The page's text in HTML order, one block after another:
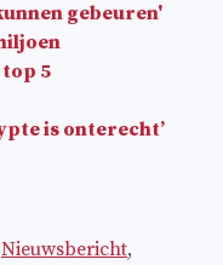
gebeuren'
5
is onterecht’
Nieuwsbericht,